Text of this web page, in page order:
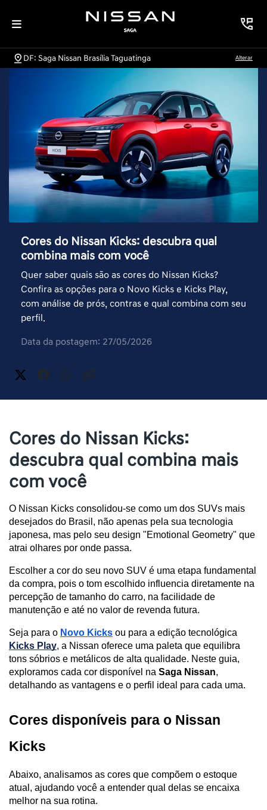
DF: Saga Nissan Brasília Taguatinga Alterar
Cores do Nissan Kicks: descubra qual
combina mais com você
Quer saber quais são as cores do Nissan Kicks?
Confira as opções para o Novo Kicks e Kicks Play,
com análise de prós, contras e qual combina com seu
perfil.
Data da postagem: 27/05/2026
Cores do Nissan Kicks:
descubra qual combina mais
com você
O Nissan Kicks consolidou-se como um dos SUVs mais
desejados do Brasil, não apenas pela sua tecnologia
japonesa, mas pelo seu design "Emotional Geometry" que
atrai olhares por onde passa.
Escolher a cor do seu novo SUV é uma etapa fundamental
da compra, pois o tom escolhido influencia diretamente na
percepção de tamanho do carro, na facilidade de
manutenção e até no valor de revenda futura.
Seja para o Novo Kicks
Kicks Play, a Nissan oferece uma paleta que equilibra
tons sóbrios e metálicos de alta qualidade. Neste guia,
exploramos cada cor disponível na Saga Nissan,
detalhando as vantagens e o perfil ideal para cada uma.
Cores disponíveis para o Nissan
Kicks
Abaixo, analisamos as cores que compõem o estoque
atual, ajudando você a entender qual delas se encaixa
melhor na sua rotina.